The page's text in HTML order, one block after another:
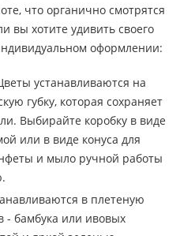
что органично смотрятся
вы хотите удивить своего
оформлении:
устанавливаются на
губку, которая сохраняет
Выбирайте коробку в виде
или в виде конуса для
и мыло ручной работы
в плетеную
- бамбука или ивовых